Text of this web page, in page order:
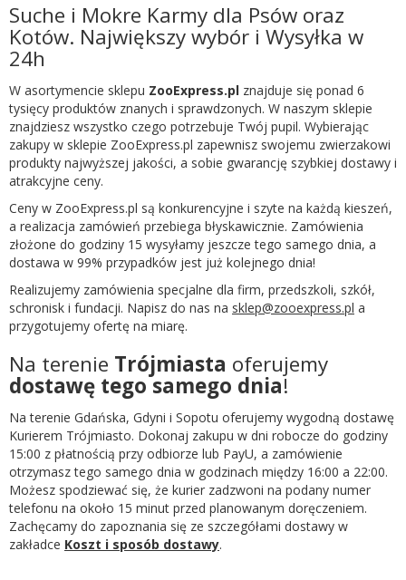
Suche i Mokre Karmy dla Psów oraz
Kotów. Największy wybór i Wysyłka w
24h
W asortymencie sklepu ZooExpress.pl znajduje się ponad 6
tysięcy produktów znanych i sprawdzonych. W naszym sklepie
znajdziesz wszystko czego potrzebuje Twój pupil. Wybierając
zakupy w sklepie ZooExpress.pl zapewnisz swojemu zwierzakowi
produkty najwyższej jakości, a sobie gwarancję szybkiej dostawy i
atrakcyjne ceny.
Ceny w ZooExpress.pl są konkurencyjne i szyte na każdą kieszeń,
a realizacja zamówień przebiega błyskawicznie. Zamówienia
złożone do godziny 15 wysyłamy jeszcze tego samego dnia, a
dostawa w 99% przypadków jest już kolejnego dnia!
Realizujemy zamówienia specjalne dla firm, przedszkoli, szkół,
schronisk i fundacji. Napisz do nas na sklep@zooexpress.pl a
przygotujemy ofertę na miarę.
Na terenie Trójmiasta oferujemy
dostawę tego samego dnia!
Na terenie Gdańska, Gdyni i Sopotu oferujemy wygodną dostawę
Kurierem Trójmiasto. Dokonaj zakupu w dni robocze do godziny
15:00 z płatnością przy odbiorze lub PayU, a zamówienie
otrzymasz tego samego dnia w godzinach między 16:00 a 22:00.
Możesz spodziewać się, że kurier zadzwoni na podany numer
telefonu na około 15 minut przed planowanym doręczeniem.
Zachęcamy do zapoznania się ze szczegółami dostawy w
zakładce Koszt i sposób dostawy.